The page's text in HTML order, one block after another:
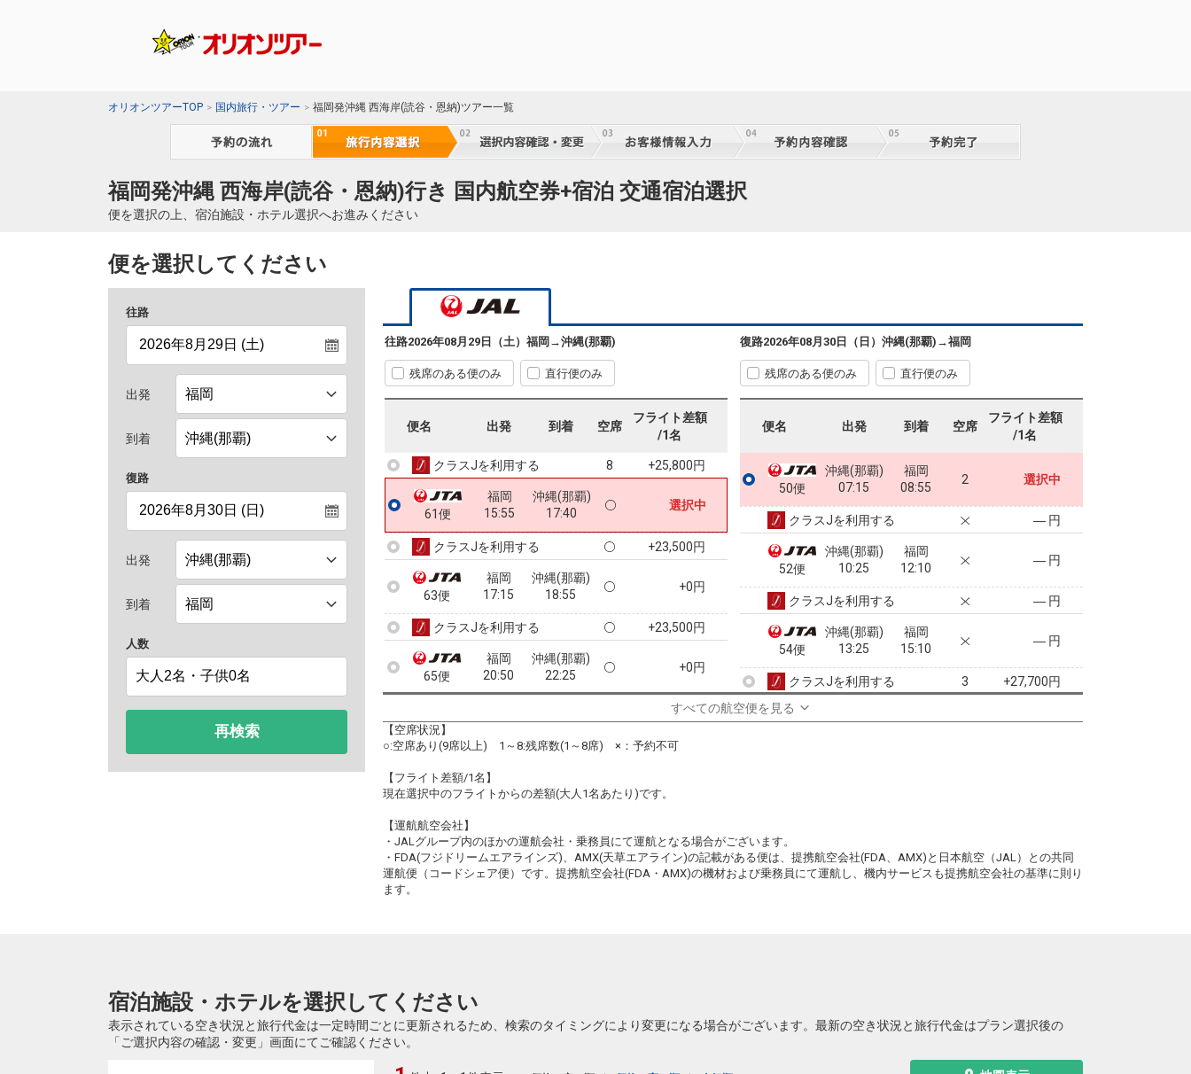
オリオンツアーTOP 国内旅行・ツアー 福岡発沖縄 西海岸(読谷・恩納)ツアー一覧
福岡発沖縄 西海岸(読谷・恩納)行き 国内航空券+宿泊 交通宿泊選択
便を選択の上、宿泊施設・ホテル選択へお進みください
便を選択してください
往路
出発
到着
復路
出発
到着
人数
再検索
往路2026年08月29日（土） 福岡 →沖縄(那覇)
残席のある便のみ 直行便のみ
便名 出発 到着 空席
フライト差額
/1名
クラスJを利用する
福岡
09:35
沖縄(那覇)
11:15
クラスJを利用する 6
57便
12:55
沖縄(那覇)
14:45
+9,500円
クラスJを利用する 8 +25,800円
61便
福岡
15:55
沖縄(那覇)
17:40
選択中
クラスJを利用する +23,500円
63便
福岡
17:15
沖縄(那覇)
18:55
+0円
クラスJを利用する +23,500円
65便
福岡
20:50
沖縄(那覇)
22:25
+0円
+23,500円
復路2026年08月30日（日） 沖縄(那覇) →福岡
残席のある便のみ 直行便のみ
便名 出発 到着 空席
フライト差額
/1名
50便
沖縄(那覇)
07:15
福岡
08:55
2 選択中
クラスJを利用する ― 円
52便
沖縄(那覇)
10:25
福岡
12:10
― 円
クラスJを利用する ― 円
54便
沖縄(那覇)
13:25
福岡
15:10
― 円
クラスJを利用する 3 +27,700円
2 +12,300円
沖縄(那覇)
福岡
― 円
すべての航空便を見る
【空席状況】
○:空席あり(9席以上) 1～8:残席数(1～8席) ×：予約不可
【フライト差額/1名】
現在選択中のフライトからの差額(大人1名あたり)です。
【運航航空会社】
・JALグループ内のほかの運航会社・乗務員にて運航となる場合がございます。
・FDA(フジドリームエアラインズ)、AMX(天草エアライン)の記載がある便は、提携航空会社(FDA、AMX)と日本航空（JAL）との共同
運航便（コードシェア便）です。提携航空会社(FDA・AMX)の機材および乗務員にて運航し、機内サービスも提携航空会社の基準に則り
ます。
宿泊施設・ホテルを選択してください
表示されている空き状況と旅行代金は一定時間ごとに更新されるため、検索のタイミングにより変更になる場合がございます。最新の空き状況と旅行代金はプラン選択後の
「ご選択内容の確認・変更」画面にてご確認ください。